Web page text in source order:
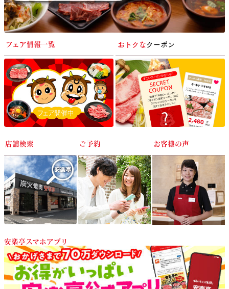
フェア情報一覧 おトクなクーポン
店舗検索 ご予約 お客様の声
安楽亭スマホアプリ